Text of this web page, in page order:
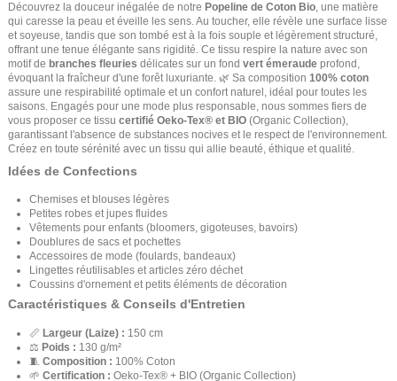
Découvrez la douceur inégalée de notre Popeline de Coton Bio, une matière
qui caresse la peau et éveille les sens. Au toucher, elle révèle une surface lisse
et soyeuse, tandis que son tombé est à la fois souple et légèrement structuré,
offrant une tenue élégante sans rigidité. Ce tissu respire la nature avec son
motif de branches fleuries délicates sur un fond vert émeraude profond,
évoquant la fraîcheur d'une forêt luxuriante. 🌿 Sa composition 100% coton
assure une respirabilité optimale et un confort naturel, idéal pour toutes les
saisons. Engagés pour une mode plus responsable, nous sommes fiers de
vous proposer ce tissu certifié Oeko-Tex® et BIO (Organic Collection),
garantissant l'absence de substances nocives et le respect de l'environnement.
Créez en toute sérénité avec un tissu qui allie beauté, éthique et qualité.
Idées de Confections
Chemises et blouses légères
Petites robes et jupes fluides
Vêtements pour enfants (bloomers, gigoteuses, bavoirs)
Doublures de sacs et pochettes
Accessoires de mode (foulards, bandeaux)
Lingettes réutilisables et articles zéro déchet
Coussins d'ornement et petits éléments de décoration
Caractéristiques & Conseils d'Entretien
📏 Largeur (Laize) : 150 cm
⚖️ Poids : 130 g/m²
🧵 Composition : 100% Coton
🌱 Certification : Oeko-Tex® + BIO (Organic Collection)